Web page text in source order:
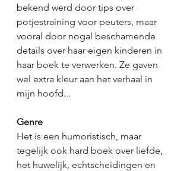
bekend werd door tips over
potjestraining voor peuters, maar
vooral door nogal beschamende
details over haar eigen kinderen in
haar boek te verwerken. Ze gaven
wel extra kleur aan het verhaal in
mijn hoofd...
Genre
Het is een humoristisch, maar
tegelijk ook hard boek over liefde,
het huwelijk, echtscheidingen en